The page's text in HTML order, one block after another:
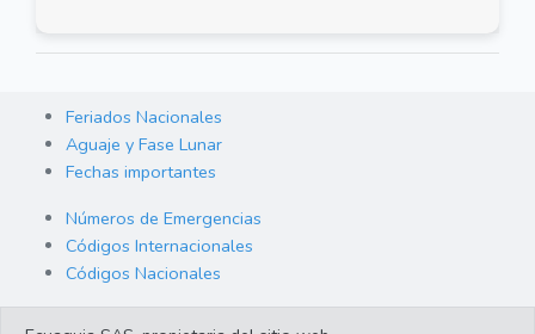
Feriados Nacionales
Aguaje y Fase Lunar
Fechas importantes
Números de Emergencias
Códigos Internacionales
Códigos Nacionales